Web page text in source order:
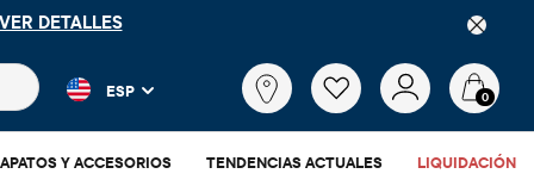
FREESHIPDESCARGAR AHORA
populares y los resultados de productos a medida que
ESP 0
Y ACCESORIOS TENDENCIAS ACTUALES LIQUIDACIÓN